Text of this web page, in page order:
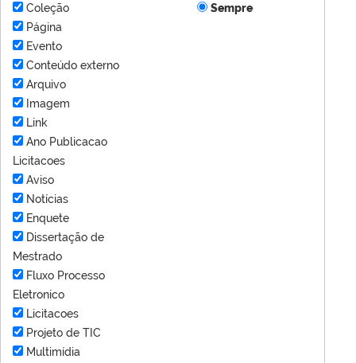
Coleção
Página
Evento
Conteúdo externo
Arquivo
Imagem
Link
Ano Publicacao
Licitacoes
Aviso
Notícias
Enquete
Dissertação de
Mestrado
Fluxo Processo
Eletronico
Licitacoes
Projeto de TIC
Multimídia
Sempre